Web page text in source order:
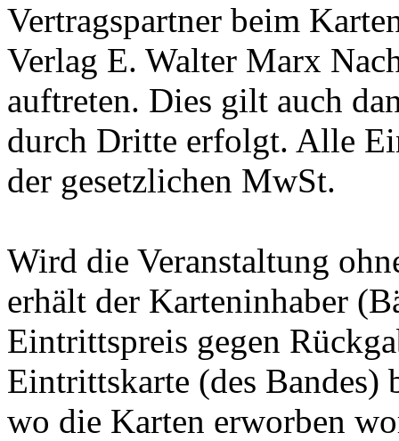
Vertragspartner beim
Verlag E. Walter Marx
auftreten. Dies gilt auch
durch Dritte erfolgt. Alle
der gesetzlichen MwSt.
Wird die Veranstaltung
erhält der Karteninhaber
Eintrittspreis gegen
Eintrittskarte (des Bandes)
wo die Karten erworben